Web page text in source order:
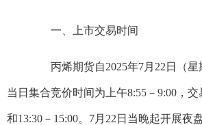
一、上市交易时间
丙烯期货自2025年7月22日（星
当日集合竞价时间为上午8:55－9:00，交
和13:30－15:00。7月22日当晚起开展夜